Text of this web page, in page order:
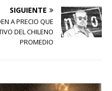
SIGUIENTE
A PRECIO QUE
DEL CHILENO
PROMEDIO